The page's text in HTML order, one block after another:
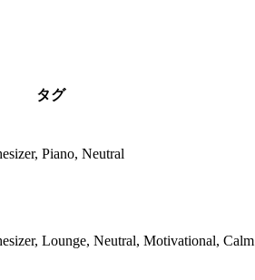
タグ
Piano, Neutral
Lounge, Neutral, Motivational, Calm